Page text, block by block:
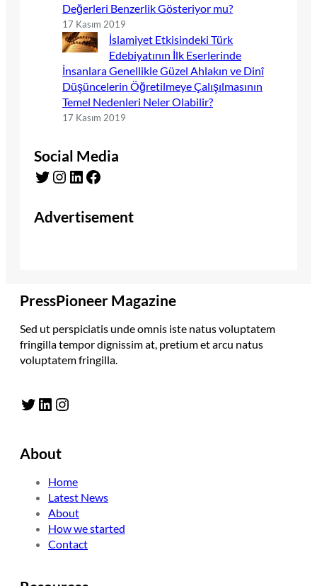
Değerleri Benzerlik Gösteriyor mu?
17 Kasım 2019
İslamiyet Etkisindeki Türk
Edebiyatının İlk Eserlerinde
İnsanlara Genellikle Güzel Ahlakın ve Dinî
Düşüncelerin Öğretilmeye Çalışılmasının
Temel Nedenleri Neler Olabilir?
17 Kasım 2019
Social Media
Twitter Instagram LinkedIn Facebook
Advertisement
PressPioneer Magazine
Sed ut perspiciatis unde omnis iste natus voluptatem
fringilla tempor dignissim at, pretium et arcu natus
voluptatem fringilla.
Twitter LinkedIn Instagram
About
Home
Latest News
About
How we started
Contact